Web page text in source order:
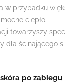
w przypadku
ciepło.
towarzyszy
dla ścinającego
po zabiegu